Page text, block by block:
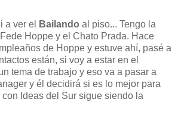
a ver el Bailando al piso... Tengo la
Hoppe y el Chato Prada. Hace
de Hoppe y estuve ahí, pasé a
están, si voy a estar en el
tema de trabajo y eso va a pasar a
y él decidirá si es lo mejor para
Ideas del Sur sigue siendo la